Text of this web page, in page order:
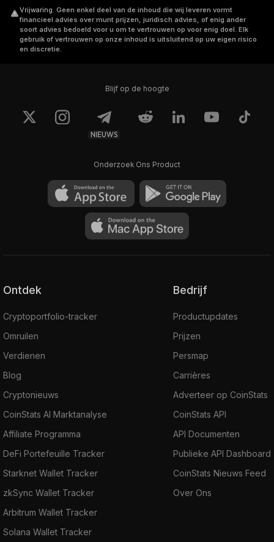
Vrijwaring. Geen enkel deel van de inhoud die wij leveren vormt
financieel advies over munt prijzen, juridisch advies, of enig ander
soort advies bedoeld voor u om te vertrouwen op voor enig doel. Elk
gebruik of vertrouwen op onze inhoud is uitsluitend op uw eigen risico
en discretie.
Blijf op de hoogte
NIEUWS
Onderzoek Ons Product
Ontdek
Cryptoportfolio-tracker
Omruilen
Verdienen
Blog
Cryptonieuws
CoinStats AI Marktanalyse
Affiliate Programma
DeFi Portefeuille Tracker
Starknet Wallet Tracker
zkSync Wallet Tracker
Arbitrum Wallet Tracker
Solana Wallet Tracker
Bedrijf
Productupdates
Prijzen
Persmap
Carrières
Adverteer op CoinStats
CoinStats API
API Documenten
Publieke API Dashboard
CoinStats Nieuws Feed
Over Ons